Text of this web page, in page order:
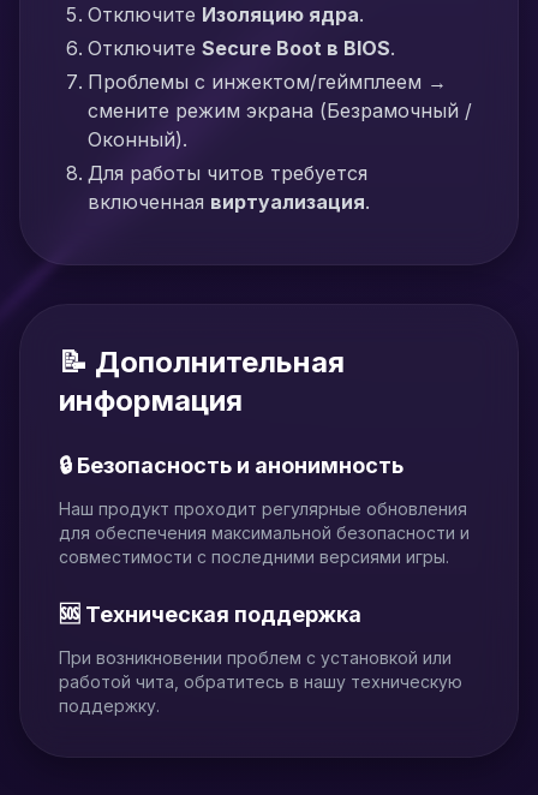
Отключите Изоляцию ядра.
Отключите Secure Boot в BIOS.
Проблемы с инжектом/геймплеем →
смените режим экрана (Безрамочный /
Оконный).
Для работы читов требуется
включенная виртуализация.
📝 Дополнительная
информация
🔒 Безопасность и анонимность
Наш продукт проходит регулярные обновления
для обеспечения максимальной безопасности и
совместимости с последними версиями игры.
🆘 Техническая поддержка
При возникновении проблем с установкой или
работой чита, обратитесь в нашу техническую
поддержку.